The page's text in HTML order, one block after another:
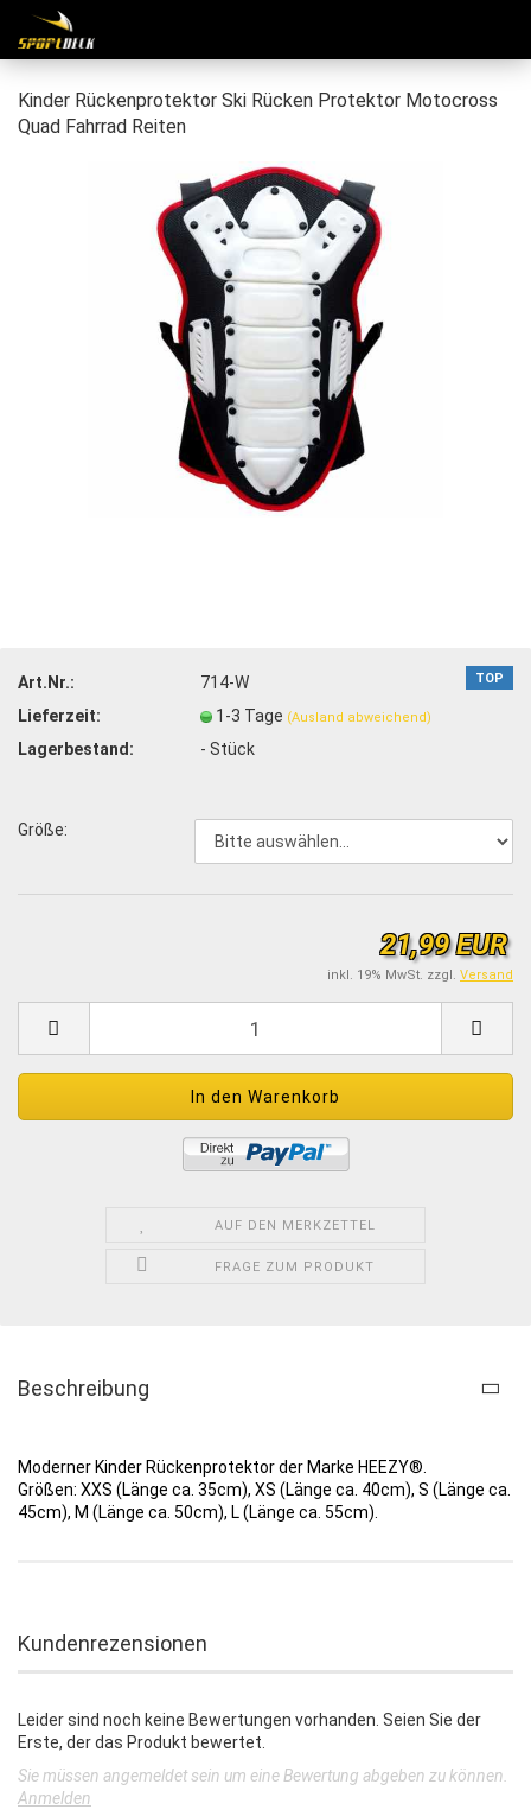
Kin­der Rü­cken­pro­tek­tor Ski Rü­cken Pro­tek­tor Mo­to­cross
Quad Fahr­rad Rei­ten
TOP
Art.Nr.:
714-W
Lieferzeit:
1-3 Tage (Ausland abweichend)
Lagerbestand: -Stück
Größe:
21,99 EUR
inkl. 19% MwSt. zzgl. Versand
AUF DEN MERKZETTEL
FRAGE ZUM PRODUKT
Beschreibung
Moderner Kinder Rückenprotektor der Marke HEEZY®.
Größen: XXS (Länge ca. 35cm), XS (Länge ca. 40cm), S (Länge ca.
45cm), M (Länge ca. 50cm), L (Länge ca. 55cm).
Kundenrezensionen
Leider sind noch keine Bewertungen vorhanden. Seien Sie der
Erste, der das Produkt bewertet.
Sie müssen angemeldet sein um eine Bewertung abgeben zu können.
Anmelden